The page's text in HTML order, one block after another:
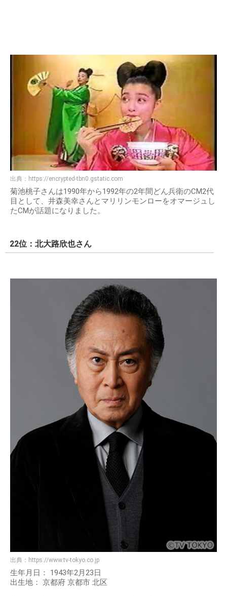
出典： https://encrypted-tbn0.gstatic.com
菊池桃子さんは1990年から1992年の2年間どん兵衛のCM2代
目として、井森美幸さんとマリリンモンローをオマージュし
たCMが話題になりました。
22位：北大路欣也さん
出典： https://www.tv-tokyo.co.jp
生年月日： 1943年2月23日
出生地： 京都府 京都市 北区